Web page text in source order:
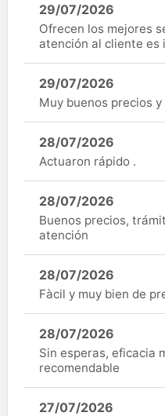
29/07/2026
Ofrecen los mejores
atención al cliente es
29/07/2026
Muy buenos precios
28/07/2026
Actuaron rápido .
28/07/2026
Buenos precios,
atención
28/07/2026
Fàcil y muy bien de
28/07/2026
Sin esperas, eficacia
recomendable
27/07/2026